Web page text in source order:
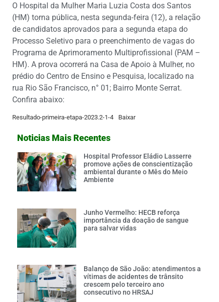
O Hospital da Mulher Maria Luzia Costa dos Santos
(HM) torna pública, nesta segunda-feira (12), a relação
de candidatos aprovados para a segunda etapa do
Processo Seletivo para o preenchimento de vagas do
Programa de Aprimoramento Multiprofissional (PAM –
HM). A prova ocorrerá na Casa de Apoio à Mulher, no
prédio do Centro de Ensino e Pesquisa, localizado na
rua Rio São Francisco, n° 01; Bairro Monte Serrat.
Confira abaixo:
Resultado-primeira-etapa-2023.2-1-4 Baixar
Noticias Mais Recentes
Hospital Professor Eládio Lasserre
promove ações de conscientização
ambiental durante o Mês do Meio
Ambiente
Junho Vermelho: HECB reforça
importância da doação de sangue
para salvar vidas
Balanço de São João: atendimentos a
vítimas de acidentes de trânsito
crescem pelo terceiro ano
consecutivo no HRSAJ